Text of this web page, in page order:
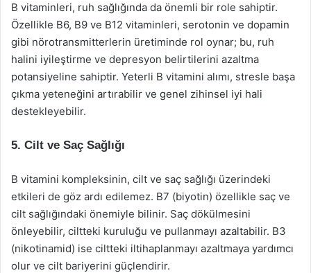
B vitaminleri, ruh sağlığında da önemli bir role sahiptir.
Özellikle B6, B9 ve B12 vitaminleri, serotonin ve dopamin
gibi nörotransmitterlerin üretiminde rol oynar; bu, ruh
halini iyileştirme ve depresyon belirtilerini azaltma
potansiyeline sahiptir. Yeterli B vitamini alımı, stresle başa
çıkma yeteneğini artırabilir ve genel zihinsel iyi hali
destekleyebilir.
5. Cilt ve Saç Sağlığı
B vitamini kompleksinin, cilt ve saç sağlığı üzerindeki
etkileri de göz ardı edilemez. B7 (biyotin) özellikle saç ve
cilt sağlığındaki önemiyle bilinir. Saç dökülmesini
önleyebilir, ciltteki kuruluğu ve pullanmayı azaltabilir. B3
(nikotinamid) ise ciltteki iltihaplanmayı azaltmaya yardımcı
olur ve cilt bariyerini güçlendirir.